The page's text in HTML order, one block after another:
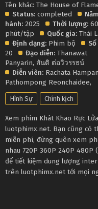
Tên khác: The House of
Status: completed
hành: 2025 Thời lượng: 60
phút/tập
Quốc gia: Thái
Định dạng: Phim bộ
20
Đạo diễn: Thanawat
Panyarin, สันติ ต่อวิวรรธน์
Diễn viên: Rachata
Pathompong Reonchaidee,
Hình Sự Chính kịch
Xem phim Khát Khao Rực
luotphimx.net. Bạn cũng có
miễn phí, đừng quên xem
nhau 720P 360P 240P
để tiết kiệm dung lượng
trên luotphimx.net tới mọi